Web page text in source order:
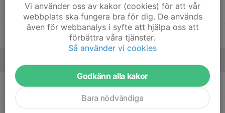
Taim Alahamad
Yousef Alieed
Berhane ZeruTränare
Vi använder oss av kakor (cookies) för att vår
webbplats ska fungera bra för dig. De används
även för webbanalys i syfte att hjälpa oss att
förbättra våra tjänster.
Så använder vi cookies
Godkänn alla kakor
Bara nödvändiga